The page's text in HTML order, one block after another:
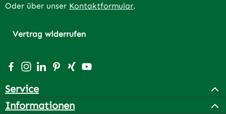
Oder über unser Kontaktformular.
Vertrag widerrufen
Besuche uns auf Facebook – öffnet in neuem Tab
Schau auf Instagram vorbei – öffnet in neuem Tab
Vernetze dich mit uns auf LinkedIn – öffnet in
Lass dich auf Pinterest inspirieren – öffnet
Vernetze dich mit uns auf Xing – öffnet
Sieh dir unsere Videos auf YouTube
Service
Informationen